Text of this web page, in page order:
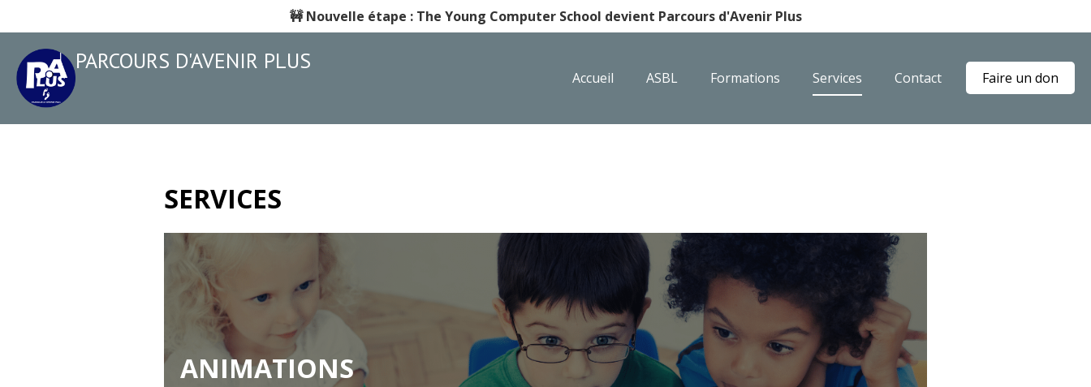
🚧Nouvelle étape : The Young Computer School devient Parcours d'Avenir Plus
PARCOURS D'AVENIR PLUS
Accueil ASBL Formations Services Contact Faire un don
SERVICES
ANIMATIONS